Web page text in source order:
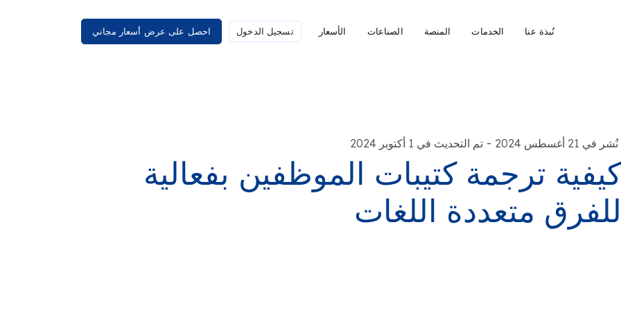
نُبذة عنا الخدمات المنصة الصناعات الأسعار تسجيل الدخول احصل على عرض أسعار مجاني
نُشر في 21 أغسطس 2024 - تم التحديث في 1 أكتوبر 2024
كيفية ترجمة كتيبات الموظفين بفعالية
للفرق متعددة اللغات